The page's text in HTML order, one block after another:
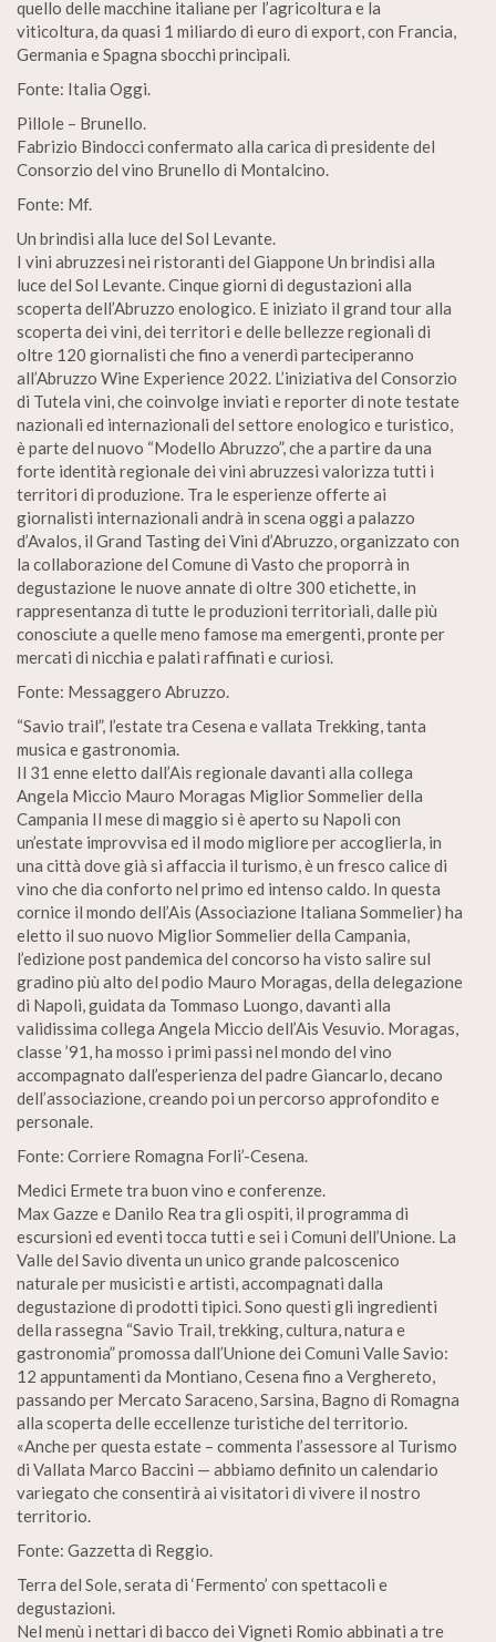
quello delle macchine italiane per l’agricoltura e la
viticoltura, da quasi 1 miliardo di euro di export, con Francia,
Germania e Spagna sbocchi principali.
Fonte: Italia Oggi.
Pillole – Brunello.
Fabrizio Bindocci confermato alla carica di presidente del
Consorzio del vino Brunello di Montalcino.
Fonte: Mf.
Un brindisi alla luce del Sol Levante.
I vini abruzzesi nei ristoranti del Giappone Un brindisi alla
luce del Sol Levante. Cinque giorni di degustazioni alla
scoperta dell’Abruzzo enologico. E iniziato il grand tour alla
scoperta dei vini, dei territori e delle bellezze regionali di
oltre 120 giornalisti che fino a venerdì parteciperanno
all’Abruzzo Wine Experience 2022. L’iniziativa del Consorzio
di Tutela vini, che coinvolge inviati e reporter di note testate
nazionali ed internazionali del settore enologico e turistico,
è parte del nuovo “Modello Abruzzo”, che a partire da una
forte identità regionale dei vini abruzzesi valorizza tutti i
territori di produzione. Tra le esperienze offerte ai
giornalisti internazionali andrà in scena oggi a palazzo
d’Avalos, il Grand Tasting dei Vini d’Abruzzo, organizzato con
la collaborazione del Comune di Vasto che proporrà in
degustazione le nuove annate di oltre 300 etichette, in
rappresentanza di tutte le produzioni territoriali, dalle più
conosciute a quelle meno famose ma emergenti, pronte per
mercati di nicchia e palati raffinati e curiosi.
Fonte: Messaggero Abruzzo.
“Savio trail”, l’estate tra Cesena e vallata Trekking, tanta
musica e gastronomia.
Il 31 enne eletto dall’Ais regionale davanti alla collega
Angela Miccio Mauro Moragas Miglior Sommelier della
Campania Il mese di maggio si è aperto su Napoli con
un’estate improvvisa ed il modo migliore per accoglierla, in
una città dove già si affaccia il turismo, è un fresco calice di
vino che dia conforto nel primo ed intenso caldo. In questa
cornice il mondo dell’Ais (Associazione Italiana Sommelier) ha
eletto il suo nuovo Miglior Sommelier della Campania,
l’edizione post pandemica del concorso ha visto salire sul
gradino più alto del podio Mauro Moragas, della delegazione
di Napoli, guidata da Tommaso Luongo, davanti alla
validissima collega Angela Miccio dell’Ais Vesuvio. Moragas,
classe ’91, ha mosso i primi passi nel mondo del vino
accompagnato dall’esperienza del padre Giancarlo, decano
dell’associazione, creando poi un percorso approfondito e
personale.
Fonte: Corriere Romagna Forli’-Cesena.
Medici Ermete tra buon vino e conferenze.
Max Gazze e Danilo Rea tra gli ospiti, il programma di
escursioni ed eventi tocca tutti e sei i Comuni dell’Unione. La
Valle del Savio diventa un unico grande palcoscenico
naturale per musicisti e artisti, accompagnati dalla
degustazione di prodotti tipici. Sono questi gli ingredienti
della rassegna “Savio Trail, trekking, cultura, natura e
gastronomia” promossa dall’Unione dei Comuni Valle Savio:
12 appuntamenti da Montiano, Cesena fino a Verghereto,
passando per Mercato Saraceno, Sarsina, Bagno di Romagna
alla scoperta delle eccellenze turistiche del territorio.
«Anche per questa estate – commenta l’assessore al Turismo
di Vallata Marco Baccini — abbiamo definito un calendario
variegato che consentirà ai visitatori di vivere il nostro
territorio.
Fonte: Gazzetta di Reggio.
Terra del Sole, serata di ‘Fermento’ con spettacoli e
degustazioni.
Nel menù i nettari di bacco dei Vigneti Romio abbinati a tre